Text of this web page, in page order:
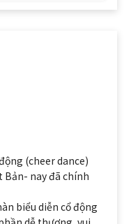
(cheer dance)
Bản- nay đã chính
biểu diễn cổ động